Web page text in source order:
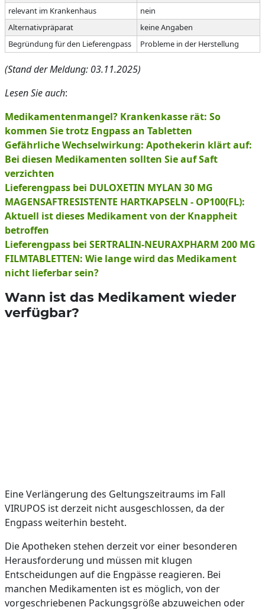
relevant im Krankenhaus
nein
Alternativpräparat
keine Angaben
Begründung für den Lieferengpass
Probleme in der Herstellung
(Stand der Meldung: 03.11.2025)
Lesen Sie auch:
Medikamentenmangel? Krankenkasse rät: So
kommen Sie trotz Engpass an Tabletten
Gefährliche Wechselwirkung: Apothekerin klärt auf:
Bei diesen Medikamenten sollten Sie auf Saft
verzichten
Lieferengpass bei DULOXETIN MYLAN 30 MG
MAGENSAFTRESISTENTE HARTKAPSELN - OP100(FL):
Aktuell ist dieses Medikament von der Knappheit
betroffen
Lieferengpass bei SERTRALIN-NEURAXPHARM 200 MG
FILMTABLETTEN: Wie lange wird das Medikament
nicht lieferbar sein?
Wann ist das Medikament wieder
verfügbar?
Eine Verlängerung des Geltungszeitraums im Fall
VIRUPOS ist derzeit nicht ausgeschlossen, da der
Engpass weiterhin besteht.
Die Apotheken stehen derzeit vor einer besonderen
Herausforderung und müssen mit klugen
Entscheidungen auf die Engpässe reagieren. Bei
manchen Medikamenten ist es möglich, von der
vorgeschriebenen Packungsgröße abzuweichen oder